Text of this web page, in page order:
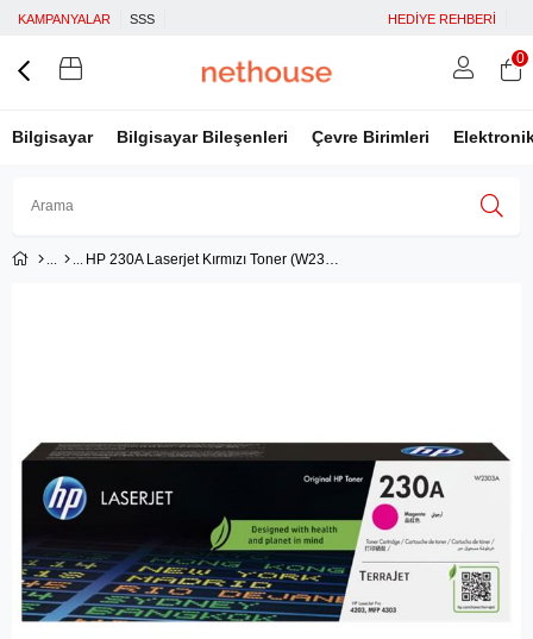
KAMPANYALAR SSS HEDİYE REHBERİ
Bilgisayar Bilgisayar Bileşenleri Çevre Birimleri
Facebook İle Bağlan
0
HP 230A Laserjet Kırmızı Toner (W2303A)